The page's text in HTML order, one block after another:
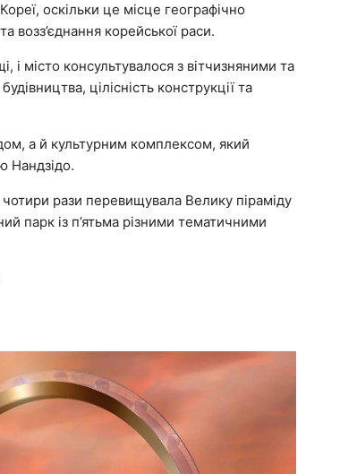
оскільки це місце географічно
возз’єднання корейської раси.
місто консультувалося з вітчизняними та
цілісність конструкції та
а й культурним комплексом, який
Нандзідо.
рази перевищувала Велику піраміду
парк із п’ятьма різними тематичними